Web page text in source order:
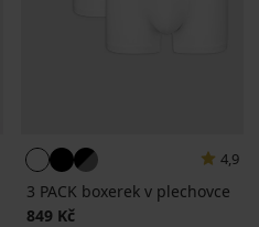
4,9
3 PACK boxerek v plechovce
849 Kč